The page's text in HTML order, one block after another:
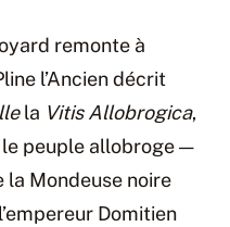
remonte à
l’Ancien décrit
la Vitis Allobrogica,
peuple allobroge —
Mondeuse noire
Domitien